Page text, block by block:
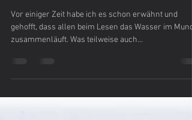
Lebkuchenmousse mit
Punschsauce